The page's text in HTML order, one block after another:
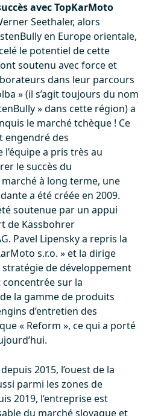
avec TopKarMoto
Seethaler, alors
en Europe orientale,
le potentiel de cette
soutenu avec force et
dans leur parcours
» (il s’agit toujours du nom
» dans cette région) a
le marché tchèque ! Ce
engendré des
a pris très au
le succès du
à long terme, une
a été créée en 2009.
soutenue par un appui
de Kässbohrer
Pavel Lipensky a repris la
s.r.o. » et la dirige
stratégie de développement
concentrée sur la
la gamme de produits
d’entretien des
« Reform », ce qui a porté
2015, l’ouest de la
parmi les zones de
2019, l’entreprise est
du marché slovaque et